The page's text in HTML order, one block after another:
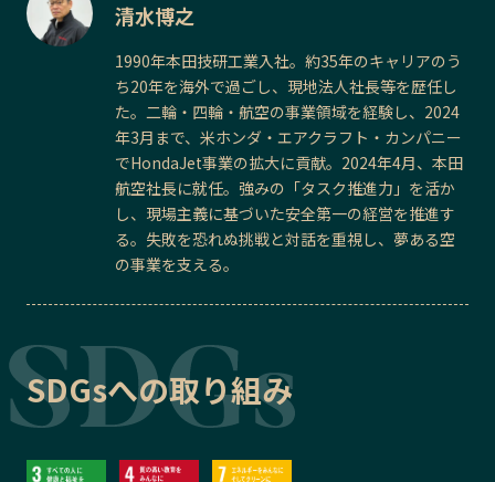
清水博之
1990年本田技研工業入社。約35年のキャリアのう
ち20年を海外で過ごし、現地法人社長等を歴任し
た。二輪・四輪・航空の事業領域を経験し、2024
年3月まで、米ホンダ・エアクラフト・カンパニー
でHondaJet事業の拡大に貢献。2024年4月、本田
航空社長に就任。強みの「タスク推進力」を活か
し、現場主義に基づいた安全第一の経営を推進す
る。失敗を恐れぬ挑戦と対話を重視し、夢ある空
の事業を支える。
SDGsへの取り組み